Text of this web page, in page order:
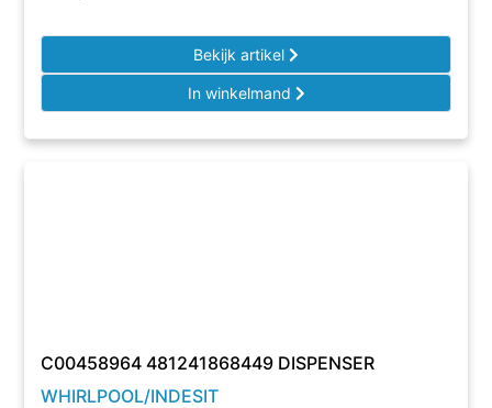
Bekijk artikel
In winkelmand
C00458964 481241868449 DISPENSER
WHIRLPOOL/INDESIT